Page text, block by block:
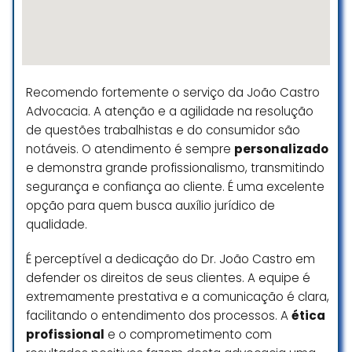
Demoram muito para algum
retorno com o cliente e não são
totalmente claros.
Marcus Vinicius Dias Mendes
☆ 1/5
competentes…ganha todos os
processos
Andre Silva
☆ 5/5
Recomendo fortemente o serviço da João Castro
Advocacia. A atenção e a agilidade na resolução
de questões trabalhistas e do consumidor são
notáveis. O atendimento é sempre personalizado
e demonstra grande profissionalismo, transmitindo
segurança e confiança ao cliente. É uma excelente
opção para quem busca auxílio jurídico de
qualidade.
É perceptível a dedicação do Dr. João Castro em
defender os direitos de seus clientes. A equipe é
extremamente prestativa e a comunicação é clara,
facilitando o entendimento dos processos. Aética
profissional e o comprometimento com